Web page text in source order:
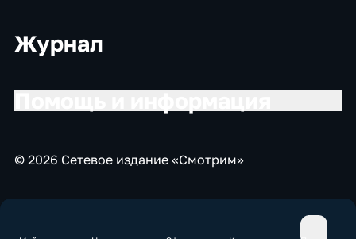
Журнал
© 2026 Сетевое издание «Смотрим»